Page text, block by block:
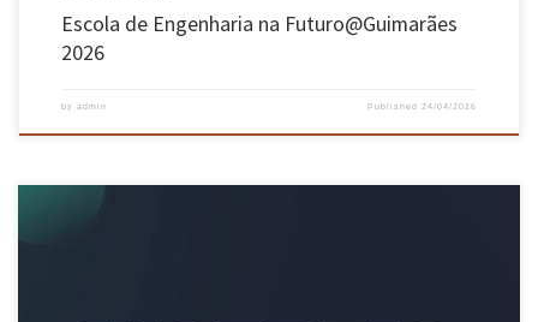
Escola de Engenharia na Futuro@Guimarães
2026
by admin Published 24/04/2026